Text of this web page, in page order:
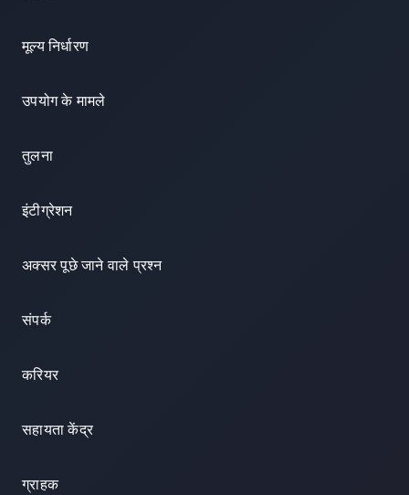
मूल्य निर्धारण
उपयोग के मामले
तुलना
इंटीग्रेशन
अक्सर पूछे जाने वाले प्रश्न
संपर्क
करियर
सहायता केंद्र
ग्राहक